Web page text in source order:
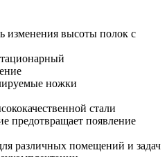
изменения высоты полок с
ножки
стали
предотвращает появление
различных помещений и задач